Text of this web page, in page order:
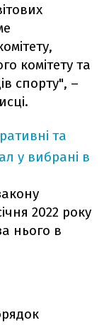
комітету та
спорту", –
та
у вибрані в
2022 року
нього в